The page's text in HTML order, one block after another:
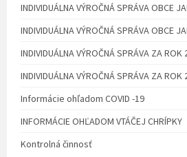
INDIVIDUÁLNA VÝROČNÁ SPRÁVA OBCE
INDIVIDUÁLNA VÝROČNÁ SPRÁVA OBCE
INDIVIDUÁLNA VÝROČNÁ SPRÁVA ZA ROK
INDIVIDUÁLNA VÝROČNÁ SPRÁVA ZA ROK
Informácie ohľadom COVID -19
INFORMÁCIE OHĽADOM VTÁČEJ CHRÍPKY
Kontrolná činnosť